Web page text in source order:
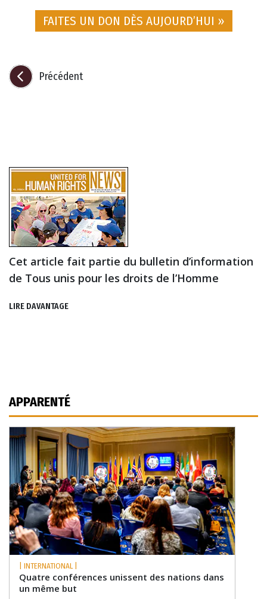
FAITES UN DON DÈS AUJOURD’HUI »
Précédent
Cet article fait partie du bulletin d’information
de Tous unis pour les droits de l’Homme
LIRE DAVANTAGE
APPARENTÉ
| INTERNATIONAL |
Quatre conférences unissent des nations dans
un même but